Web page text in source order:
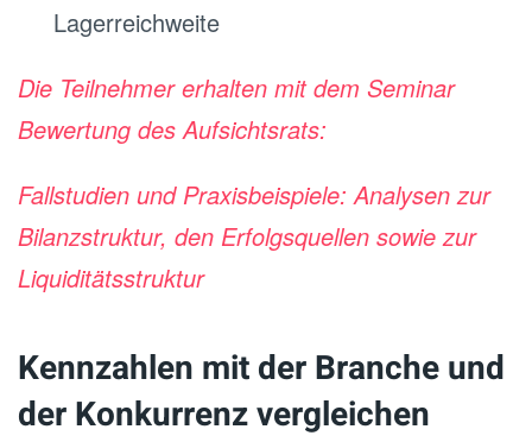
Lagerreichweite
Die Teilnehmer erhalten mit dem Seminar
Bewertung des Aufsichtsrats:
Fallstudien und Praxisbeispiele: Analysen zur
Bilanzstruktur, den Erfolgsquellen sowie zur
Liquiditätsstruktur
Kennzahlen mit der Branche und
der Konkurrenz vergleichen